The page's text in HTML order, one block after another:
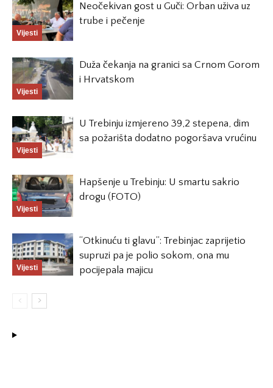
Vijesti
Neočekivan gost u Guči: Orban uživa uz
trube i pečenje
Vijesti
Duža čekanja na granici sa Crnom Gorom
i Hrvatskom
Vijesti
U Trebinju izmjereno 39,2 stepena, dim
sa požarišta dodatno pogoršava vrućinu
Vijesti
Hapšenje u Trebinju: U smartu sakrio
drogu (FOTO)
Vijesti
“Otkinuću ti glavu”: Trebinjac zaprijetio
supruzi pa je polio sokom, ona mu
pocijepala majicu